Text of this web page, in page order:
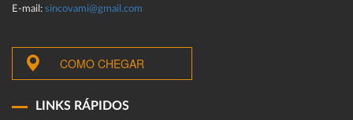
E-mail: sincovami@gmail.com
COMO CHEGAR
LINKS RÁPIDOS